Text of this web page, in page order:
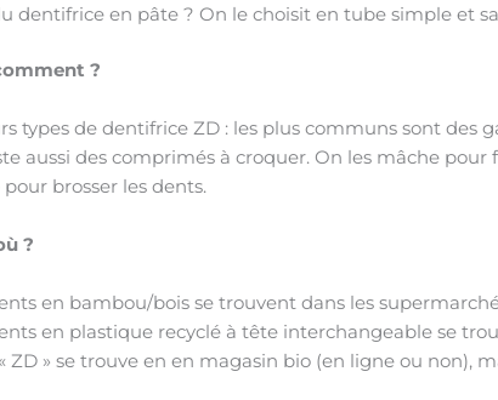
dentifrice en pâte ? On le choisit en tube simple et
?
types de dentifrice ZD : les plus communs sont des
aussi des comprimés à croquer. On les mâche
brosser les dents.
?
en bambou/bois se trouvent dans les
en plastique recyclé à tête interchangeable se
ZD » se trouve en en magasin bio (en ligne ou non),